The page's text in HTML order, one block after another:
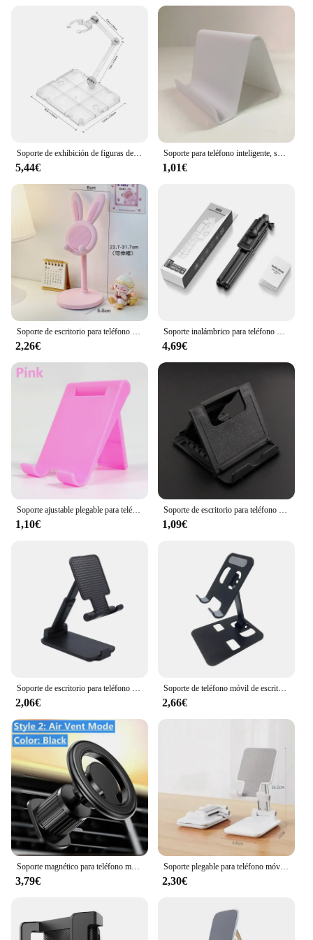
Soporte de exhibición de figuras de acción, Base de montaje de 3/5/10/20 piezas, modelo de muñeca Compatible con HG RG SD SHF Gundam 1/144, juguete
5,44€
Soporte para teléfono inteligente, soporte para tableta, escritorio, soporte para teléfono móvil, soporte para teléfono portátil para IPhone 14 13
1,01€
Soporte de escritorio para teléfono móvil, base ajustable de mesa de dibujos animados de conejo, color rosa, para iPhone 13, 14, Samsung
2,26€
Soporte inalámbrico para teléfono móvil, palo de Selfie, trípode con rotación de 360 grados, soporte para iPhone, Xiaomi, Samsung, soporte para Video en vivo
4,69€
Soporte ajustable plegable para teléfono, soporte de escritorio para Xiaomi, Iphone 12, 13 Pro Max, soporte para tableta
1,10€
Soporte de escritorio para teléfono móvil, trípode de plástico plegable para IPhone, IPad, tableta, Xiaomi, Huawei P30
1,09€
2,06€
Soporte de teléfono móvil de escritorio de aleación de aluminio, soporte plegable para tableta iPad, soporte de escritorio para teléfono móvil, soporte perezoso para teléfono inteligente
2,66€
3,79€
Soporte plegable para teléfono móvil, mesa de montaje de escritorio para tableta, Flexible y ajustable, soporte perezoso en vivo para todos los teléfonos
2,30€